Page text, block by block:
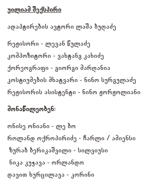
უილიამ შექსპირი
ადაპტირების ავტორი ლაშა ბუღაძე
რეჟისორი - ლევან წულაძე
კომპოზიტორი - ვახტანგ კახიძე
ქორეოგრაფი - გიორგი მარღანია
კოსტიუმების მხატვარი - ნინო სურგულაძე
რეჟისორის ასისტენტი - ნინო ჟორჟოლიანი
მონაწილეობენ:
ონისე ონიანი - ლე ბო
როლანდ ოქროპირიძე - ჩარლი / ამიენსი
ზურაბ ბერიკაშვილი - სილვიუსი
ნიკა კუჭავა - ორლანდო
დავით ხურცილავა - კორინი